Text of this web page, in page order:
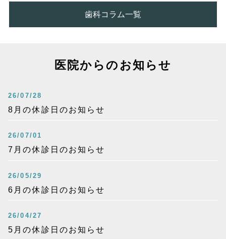
歯科コラム一覧
医院からのお知らせ
26/07/28
8月の休診日のお知らせ
26/07/01
7月の休診日のお知らせ
26/05/29
6月の休診日のお知らせ
26/04/27
5月の休診日のお知らせ